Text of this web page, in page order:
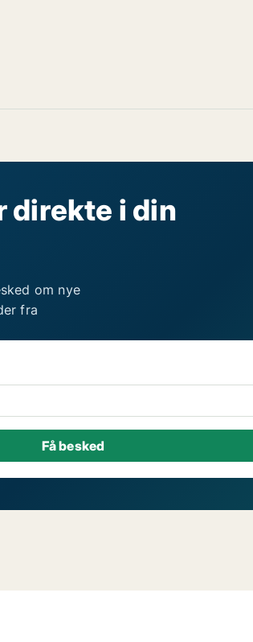
direkte i din
om nye
fra